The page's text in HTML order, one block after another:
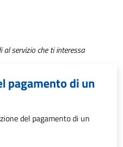
al servizio che ti interessa
pagamento di un
del pagamento di un